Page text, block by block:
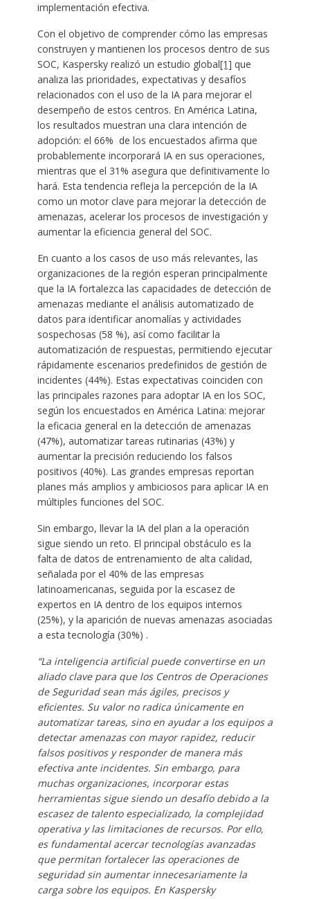
implementación efectiva.
Con el objetivo de comprender cómo las empresas
construyen y mantienen los procesos dentro de sus
SOC, Kaspersky realizó un estudio global[1] que
analiza las prioridades, expectativas y desafíos
relacionados con el uso de la IA para mejorar el
desempeño de estos centros. En América Latina,
los resultados muestran una clara intención de
adopción: el 66% de los encuestados afirma que
probablemente incorporará IA en sus operaciones,
mientras que el 31% asegura que definitivamente lo
hará. Esta tendencia refleja la percepción de la IA
como un motor clave para mejorar la detección de
amenazas, acelerar los procesos de investigación y
aumentar la eficiencia general del SOC.
En cuanto a los casos de uso más relevantes, las
organizaciones de la región esperan principalmente
que la IA fortalezca las capacidades de detección de
amenazas mediante el análisis automatizado de
datos para identificar anomalías y actividades
sospechosas (58 %), así como facilitar la
automatización de respuestas, permitiendo ejecutar
rápidamente escenarios predefinidos de gestión de
incidentes (44%). Estas expectativas coinciden con
las principales razones para adoptar IA en los SOC,
según los encuestados en América Latina: mejorar
la eficacia general en la detección de amenazas
(47%), automatizar tareas rutinarias (43%) y
aumentar la precisión reduciendo los falsos
positivos (40%). Las grandes empresas reportan
planes más amplios y ambiciosos para aplicar IA en
múltiples funciones del SOC.
Sin embargo, llevar la IA del plan a la operación
sigue siendo un reto. El principal obstáculo es la
falta de datos de entrenamiento de alta calidad,
señalada por el 40% de las empresas
latinoamericanas, seguida por la escasez de
expertos en IA dentro de los equipos internos
(25%), y la aparición de nuevas amenazas asociadas
a esta tecnología (30%) .
“La inteligencia artificial puede convertirse en un
aliado clave para que los Centros de Operaciones
de Seguridad sean más ágiles, precisos y
eficientes. Su valor no radica únicamente en
automatizar tareas, sino en ayudar a los equipos a
detectar amenazas con mayor rapidez, reducir
falsos positivos y responder de manera más
efectiva ante incidentes. Sin embargo, para
muchas organizaciones, incorporar estas
herramientas sigue siendo un desafío debido a la
escasez de talento especializado, la complejidad
operativa y las limitaciones de recursos. Por ello,
es fundamental acercar tecnologías avanzadas
que permitan fortalecer las operaciones de
seguridad sin aumentar innecesariamente la
carga sobre los equipos. En Kaspersky